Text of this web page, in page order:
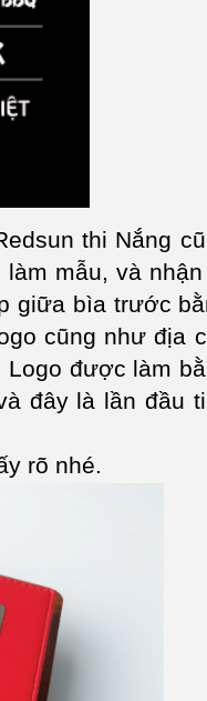
thi Nắng
mẫu, và
giữa bìa trước
cũng như địa
được làm
đây là lần đầu
rõ nhé.